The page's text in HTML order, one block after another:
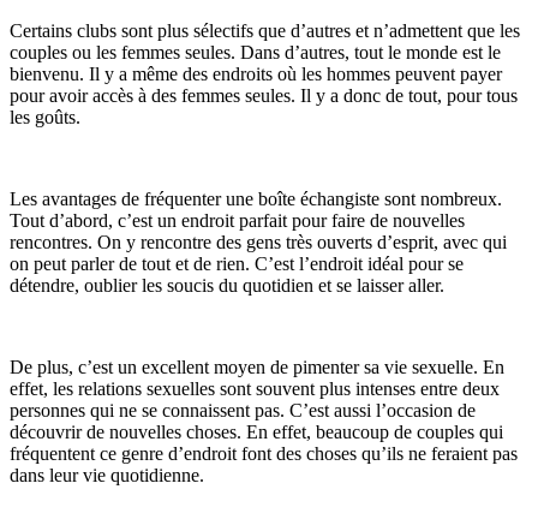
Certains clubs sont plus sélectifs que d’autres et n’admettent que les
couples ou les femmes seules. Dans d’autres, tout le monde est le
bienvenu. Il y a même des endroits où les hommes peuvent payer
pour avoir accès à des femmes seules. Il y a donc de tout, pour tous
les goûts.
Les avantages de fréquenter une boîte échangiste sont nombreux.
Tout d’abord, c’est un endroit parfait pour faire de nouvelles
rencontres. On y rencontre des gens très ouverts d’esprit, avec qui
on peut parler de tout et de rien. C’est l’endroit idéal pour se
détendre, oublier les soucis du quotidien et se laisser aller.
De plus, c’est un excellent moyen de pimenter sa vie sexuelle. En
effet, les relations sexuelles sont souvent plus intenses entre deux
personnes qui ne se connaissent pas. C’est aussi l’occasion de
découvrir de nouvelles choses. En effet, beaucoup de couples qui
fréquentent ce genre d’endroit font des choses qu’ils ne feraient pas
dans leur vie quotidienne.